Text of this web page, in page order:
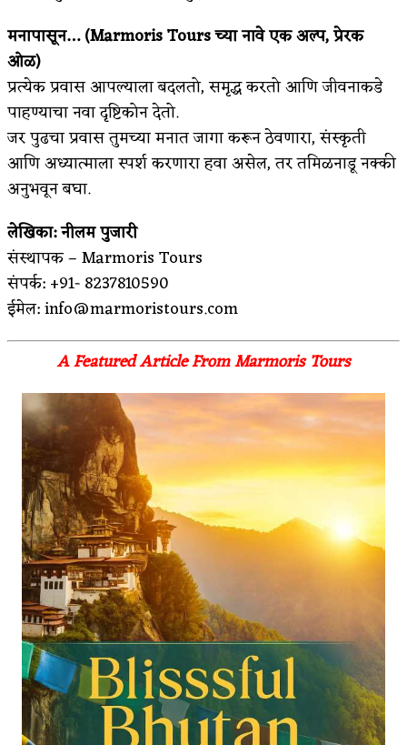
मनापासून… (Marmoris Toursच्या नावे एक अल्प,प्रेरक
ओळ)
प्रत्येक प्रवास आपल्याला बदलतो, समृद्ध करतो आणि जीवनाकडे
पाहण्याचा नवा दृष्टिकोन देतो.
जर पुढचा प्रवास तुमच्या मनात जागा करून ठेवणारा, संस्कृती
आणि अध्यात्माला स्पर्श करणारा हवा असेल, तर तमिळनाडू नक्की
अनुभवून बघा.
लेखिका: नीलम पुजारी
संस्थापक – Marmoris Tours
संपर्क: +91- 8237810590
ईमेल: info@marmoristours.com
A Featured Article From Marmoris Tours